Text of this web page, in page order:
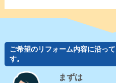
ご希望のリフォーム内容に沿っ
す。
まずは